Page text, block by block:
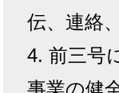
伝、連絡
4. 前三号
事業の健